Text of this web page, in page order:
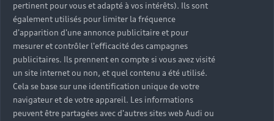
pertinent pour vous et adapté à vos intérêts). Ils sont
également utilisés pour limiter la fréquence
d'apparition d'une annonce publicitaire et pour
mesurer et contrôler l'efficacité des campagnes
publicitaires. Ils prennent en compte si vous avez visité
un site internet ou non, et quel contenu a été utilisé.
Cela se base sur une identification unique de votre
navigateur et de votre appareil. Les informations
peuvent être partagées avec d'autres sites web Audi ou